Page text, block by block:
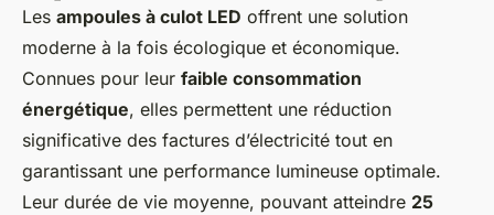
Les ampoules à culot LED offrent une solution
moderne à la fois écologique et économique.
Connues pour leur faible consommation
énergétique, elles permettent une réduction
significative des factures d’électricité tout en
garantissant une performance lumineuse optimale.
Leur durée de vie moyenne, pouvant atteindre 25